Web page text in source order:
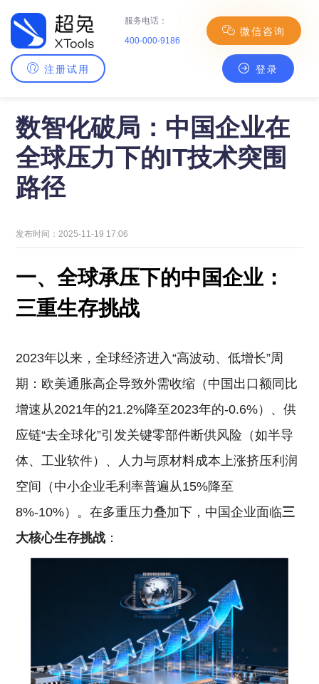
服务电话：
400-000-9186
微信咨询
注册试用 登录
主页>超兔理念> 数智化破局：中国企业在全球压力下的IT技术突围路径
数智化破局：中国企业在
全球压力下的IT技术突围
路径
发布时间：2025-11-19 17:06
一、全球承压下的中国企业：
三重生存挑战
2023年以来，全球经济进入“高波动、低增长”周
期：欧美通胀高企导致外需收缩（中国出口额同比
增速从2021年的21.2%降至2023年的-0.6%）、供
应链“去全球化”引发关键零部件断供风险（如半导
体、工业软件）、人力与原材料成本上涨挤压利润
空间（中小企业毛利率普遍从15%降至
8%-10%）。在多重压力叠加下，中国企业面临三
大核心生存挑战 ：